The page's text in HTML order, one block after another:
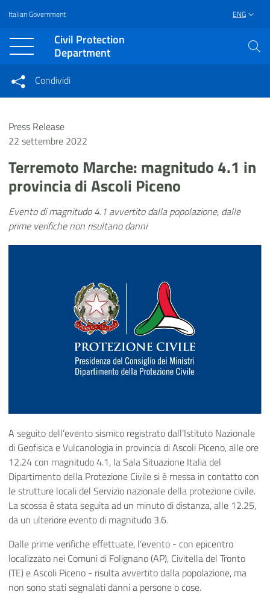
Vai al contenuto principale
Raggiungi il piè di pagina
Italian Government ENG
Civil Protection
Department
Condividi su Facebook
Condividi su LinkedIn
Condividi
Condividi sui social network
Press Release
22 settembre 2022
Terremoto Marche: magnitudo 4.1 in
provincia di Ascoli Piceno
Evento di magnitudo 4.1 avvertito dalla popolazione, dalle
prime verifiche non risultano danni
A seguito dell’evento sismico registrato dall’Istituto Nazionale
di Geofisica e Vulcanologia in provincia di Ascoli Piceno, alle ore
12.24 con magnitudo 4.1, la Sala Situazione Italia del
Dipartimento della Protezione Civile si è messa in contatto con
le strutture locali del Servizio nazionale della protezione civile.
La scossa è stata seguita ad un minuto di distanza, alle 12.25,
da un ulteriore evento di magnitudo 3.6.
Dalle prime verifiche effettuate, l’evento - con epicentro
localizzato nei Comuni di Folignano (AP), Civitella del Tronto
(TE) e Ascoli Piceno - risulta avvertito dalla popolazione, ma
non sono stati segnalati danni a persone o cose.